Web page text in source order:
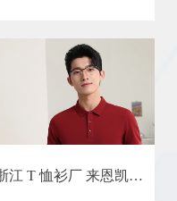
浙江 T 恤衫厂 来恩凯娅 索罗娜棉质工装 企业定制